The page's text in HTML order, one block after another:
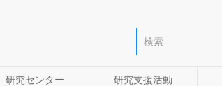
研究センター 研究支援活動